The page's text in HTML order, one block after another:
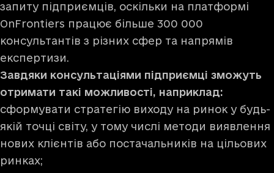
запиту підприємців, оскільки на платформі
OnFrontiers працює більше 300 000
консультантів з різних сфер та напрямів
експертизи.
Завдяки консультаціями підприємці зможуть
отримати такі можливості, наприклад:
сформувати стратегію виходу на ринок у будь-
якій точці світу, у тому числі методи виявлення
нових клієнтів або постачальників на цільових
ринках;